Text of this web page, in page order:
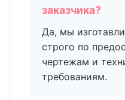
заказчика?
Да, мы
строго по
чертежам и
требованиям.